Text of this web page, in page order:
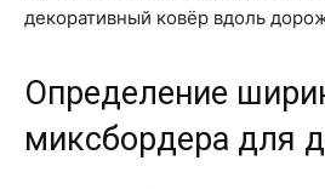
декоративный ковёр вдоль
Определение
миксбордера для